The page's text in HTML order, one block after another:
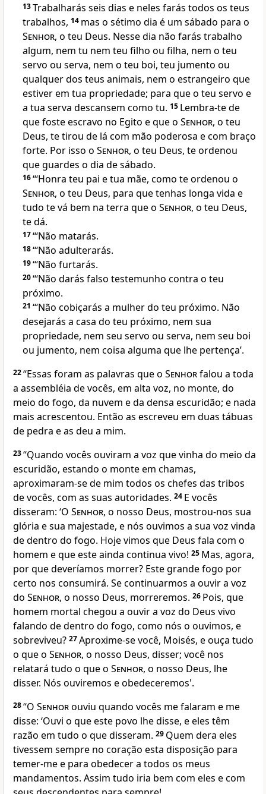
13Trabalharás seis dias e neles farás todos os teus
trabalhos, 14 mas o sétimo dia é um sábado para o
Senhor, o teu Deus. Nesse dia não farás trabalho
algum, nem tu nem teu filho ou filha, nem o teu
servo ou serva, nem o teu boi, teu jumento ou
qualquer dos teus animais, nem o estrangeiro que
estiver em tua propriedade; para que o teu servo e
a tua serva descansem como tu. 15 Lembra-te de
que foste escravo no Egito e que o Senhor, o teu
Deus, te tirou de lá com mão poderosa e com braço
forte. Por isso o Senhor, o teu Deus, te ordenou
que guardes o dia de sábado.
16“‘Honra teu pai e tua mãe, como te ordenou o
Senhor, o teu Deus, para que tenhas longa vida e
tudo te vá bem na terra que o Senhor, o teu Deus,
te dá.
17“‘Não matarás.
18“‘Não adulterarás.
19“‘Não furtarás.
20“‘Não darás falso testemunho contra o teu
próximo.
21 “‘Não cobiçarás a mulher do teu próximo. Não
desejarás a casa do teu próximo, nem sua
propriedade, nem seu servo ou serva, nem seu boi
ou jumento, nem coisa alguma que lhe pertença’.
22“Essas foram as palavras que o Senhorfalou a toda
a assembléia de vocês, em alta voz, no monte, do
meio do fogo, da nuvem e da densa escuridão; e nada
mais acrescentou. Então as escreveu em duas tábuas
de pedra e as deu a mim.
23“Quando vocês ouviram a voz que vinha do meio da
escuridão, estando o monte em chamas,
aproximaram-se de mim todos os chefes das tribos
de vocês, com as suas autoridades. 24 E vocês
disseram: ‘O Senhor, o nosso Deus, mostrou-nos sua
glória e sua majestade, e nós ouvimos a sua voz vinda
de dentro do fogo. Hoje vimos que Deus fala com o
homem e que este ainda continua vivo! 25 Mas, agora,
por que deveríamos morrer? Este grande fogo por
certo nos consumirá. Se continuarmos a ouvir a voz
do Senhor, o nosso Deus, morreremos. 26 Pois, que
homem mortal chegou a ouvir a voz do Deus vivo
falando de dentro do fogo, como nós o ouvimos, e
sobreviveu? 27Aproxime-se você, Moisés, e ouça tudo
o que o Senhor, o nosso Deus, disser; você nos
relatará tudo o que o Senhor, o nosso Deus, lhe
disser. Nós ouviremos e obedeceremos'.
28“O Senhorouviu quando vocês me falaram e me
disse: ‘Ouvi o que este povo lhe disse, e eles têm
razão em tudo o que disseram. 29 Quem dera eles
tivessem sempre no coração esta disposição para
temer-me e para obedecer a todos os meus
mandamentos. Assim tudo iria bem com eles e com